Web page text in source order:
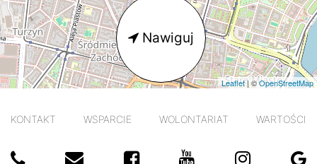
Leaflet| ©OpenStreetMap
Nawiguj
KONTAKT WSPARCIE WOLONTARIAT WARTOŚCI